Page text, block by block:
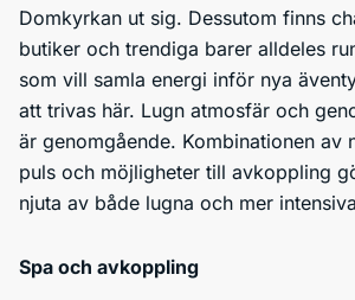
Domkyrkan ut sig. Dessutom finns
butiker och trendiga barer alldeles
som vill samla energi inför nya
att trivas här. Lugn atmosfär och
är genomgående. Kombinationen av
puls och möjligheter till avkoppling
njuta av både lugna och mer
Spa och avkoppling